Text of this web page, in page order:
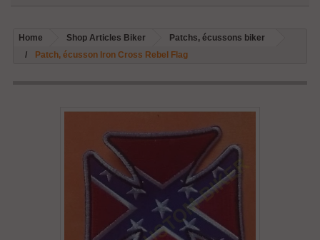
Home Shop Articles Biker
Patchs, écussons biker
Patch, écusson Iron Cross Rebel Flag